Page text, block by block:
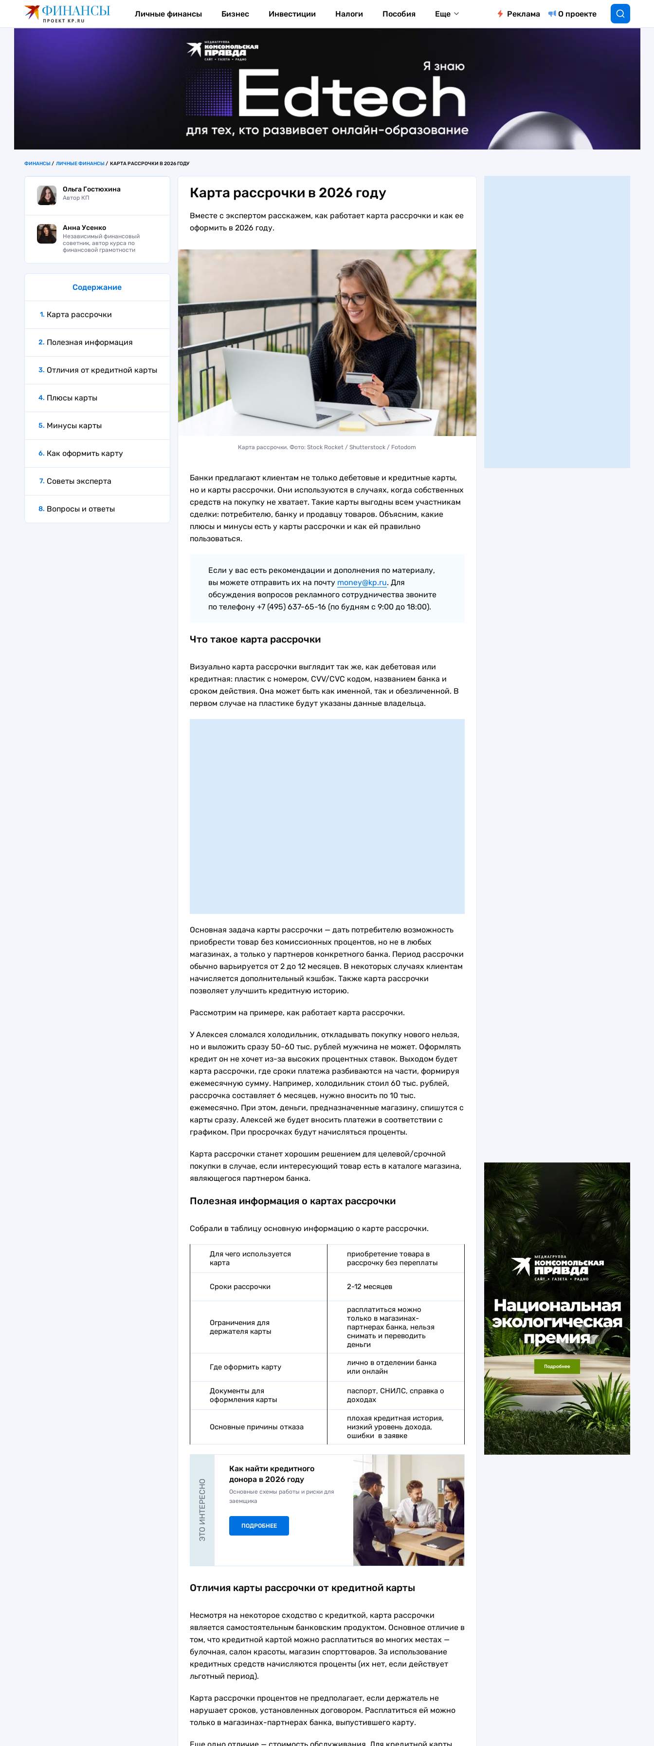
Личные финансы Бизнес Инвестиции Налоги Пособия Еще Реклама О проекте
ФИНАНСЫ ЛИЧНЫЕ ФИНАНСЫ КАРТА РАССРОЧКИ В 2026 ГОДУ
Ольга Гостюхина
Автор КП
Анна Усенко
Независимый финансовый
советник, автор курса по
финансовой грамотности
Содержание
Карта рассрочки
Полезная информация
Отличия от кредитной карты
Плюсы карты
Минусы карты
Как оформить карту
Советы эксперта
Вопросы и ответы
Карта рассрочки в 2026 году
Вместе с экспертом расскажем, как работает карта рассрочки и как ее
оформить в 2026 году.
Карта рассрочки. Фото: Stock Rocket / Shutterstock / Fotodom
Банки предлагают клиентам не только дебетовые и кредитные карты,
но и карты рассрочки. Они используются в случаях, когда собственных
средств на покупку не хватает. Такие карты выгодны всем участникам
сделки: потребителю, банку и продавцу товаров. Объясним, какие
плюсы и минусы есть у карты рассрочки и как ей правильно
пользоваться.
Если у вас есть рекомендации и дополнения по материалу,
вы можете отправить их на почту money@kp.ru. Для
обсуждения вопросов рекламного сотрудничества звоните
по телефону +7 (495) 637-65-16 (по будням с 9:00 до 18:00).
Что такое карта рассрочки
Визуально карта рассрочки выглядит так же, как дебетовая или
кредитная: пластик с номером, CVV/CVC кодом, названием банка и
сроком действия. Она может быть как именной, так и обезличенной. В
первом случае на пластике будут указаны данные владельца.
Основная задача карты рассрочки — дать потребителю возможность
приобрести товар без комиссионных процентов, но не в любых
магазинах, а только у партнеров конкретного банка. Период рассрочки
обычно варьируется от 2 до 12 месяцев. В некоторых случаях клиентам
начисляется дополнительный кэшбэк. Также карта рассрочки
позволяет улучшить кредитную историю.
Рассмотрим на примере, как работает карта рассрочки.
У Алексея сломался холодильник, откладывать покупку нового нельзя,
но и выложить сразу 50-60 тыс. рублей мужчина не может. Оформлять
кредит он не хочет из-за высоких процентных ставок. Выходом будет
карта рассрочки, где сроки платежа разбиваются на части, формируя
ежемесячную сумму. Например, холодильник стоил 60 тыс. рублей,
рассрочка составляет 6 месяцев, нужно вносить по 10 тыс.
ежемесячно. При этом, деньги, предназначенные магазину, спишутся с
карты сразу. Алексей же будет вносить платежи в соответствии с
графиком. При просрочках будут начисляться проценты.
Карта рассрочки станет хорошим решением для целевой/срочной
покупки в случае, если интересующий товар есть в каталоге магазина,
являющегося партнером банка.
Полезная информация о картах рассрочки
Собрали в таблицу основную информацию о карте рассрочки.
Для чего используется
карта
приобретение товара в
рассрочку без переплаты
Сроки рассрочки 2-12 месяцев
Ограничения для
держателя карты
расплатиться можно
только в магазинах-
партнерах банка, нельзя
снимать и переводить
деньги
Где оформить карту
лично в отделении банка
или онлайн
Документы для
оформления карты
паспорт, СНИЛС, справка о
доходах
Основные причины отказа
плохая кредитная история,
низкий уровень дохода,
ошибки в заявке
ЭТО ИНТЕРЕСНО
Как найти кредитного
донора в 2026 году
Основные схемы работы и риски для
заемщика
ПОДРОБНЕЕ
Отличия карты рассрочки от кредитной карты
Несмотря на некоторое сходство с кредиткой, карта рассрочки
является самостоятельным банковским продуктом. Основное отличие в
том, что кредитной картой можно расплатиться во многих местах —
булочная, салон красоты, магазин спорттоваров. За использование
кредитных средств начисляются проценты (их нет, если действует
льготный период).
Карта рассрочки процентов не предполагает, если держатель не
нарушает сроков, установленных договором. Расплатиться ей можно
только в магазинах-партнерах банка, выпустившего карту.